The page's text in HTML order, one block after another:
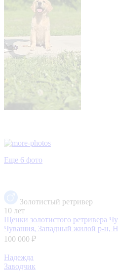
Еще 6 фото
Золотистый ретривер
10 лет
Щенки золотистого ретривера
Чувашия, Западный жилой р-н,
100 000 ₽
Надежда
Заводчик